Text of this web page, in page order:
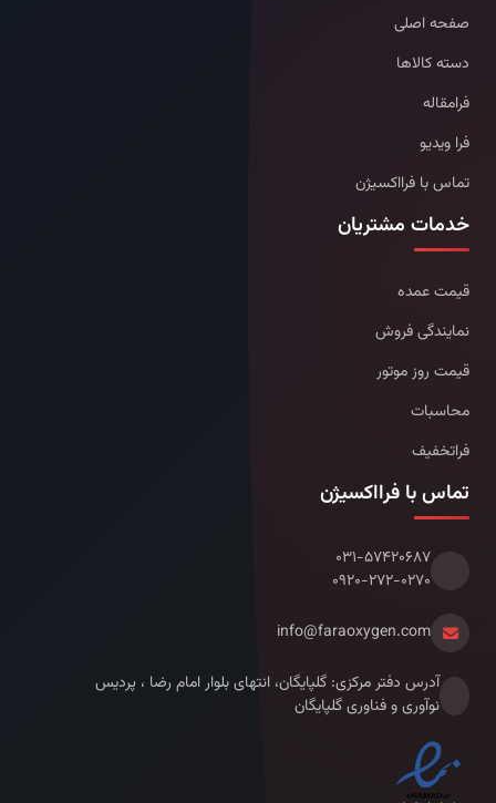
صفحه اصلی
دسته کالاها
فرامقاله
فرا ویدیو
تماس با فرااکسیژن
خدمات مشتریان
قیمت عمده
نمایندگی فروش
قیمت روز موتور
محاسبات
فراتخفیف
تماس با فرااکسیژن
۰۳۱-۵۷۴۲۰۶۸۷
۰۹۲۰-۲۷۲-۰۲۷۰
info@faraoxygen.com
آدرس دفتر مرکزی: گلپایگان، انتهای بلوار امام رضا ، پردیس
نوآوری و فناوری گلپایگان